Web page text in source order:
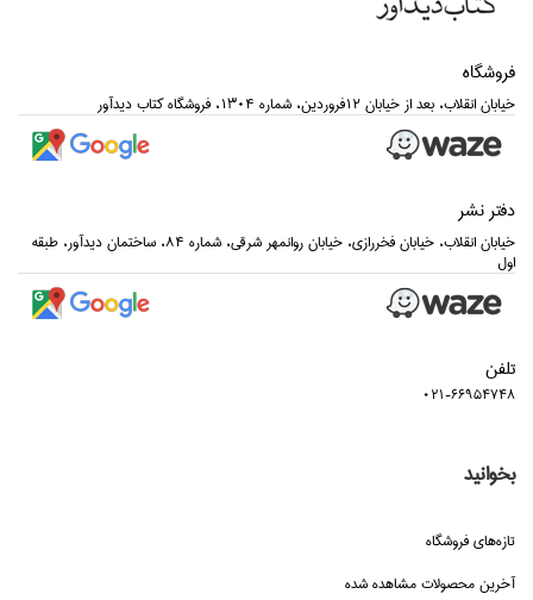
فروشگاه
خيابان انقلاب، بعد از خيابان 12فروردين، شماره 1304، فروشگاه كتاب ديدآور
دفتر نشر
خيابان انقلاب، خيابان فخررازي، خيابان روانمهر شرقي، شماره 84، ساختمان ديدآور، طبقه
اول
تلفن
021-66954748
بخوانید
تازه‌هاي فروشگاه
آخرین محصولات مشاهده شده